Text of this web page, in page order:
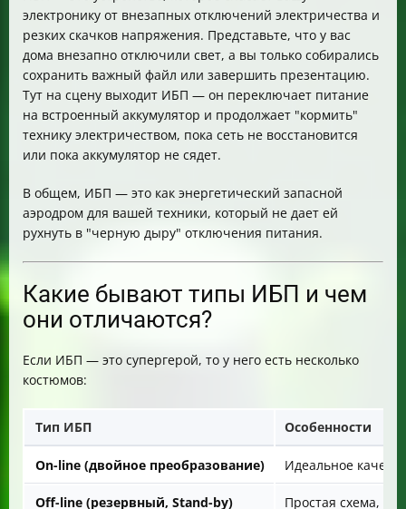
электронику от внезапных отключений электричества и
резких скачков напряжения. Представьте, что у вас
дома внезапно отключили свет, а вы только собирались
сохранить важный файл или завершить презентацию.
Тут на сцену выходит ИБП — он переключает питание
на встроенный аккумулятор и продолжает "кормить"
технику электричеством, пока сеть не восстановится
или пока аккумулятор не сядет.
В общем, ИБП — это как энергетический запасной
аэродром для вашей техники, который не дает ей
рухнуть в "черную дыру" отключения питания.
Какие бывают типы ИБП и чем
они отличаются?
Если ИБП — это супергерой, то у него есть несколько
костюмов:
Тип ИБП Особенности
On-line (двойное преобразование) Идеальное
Off-line (резервный, Stand-by) Простая схема,